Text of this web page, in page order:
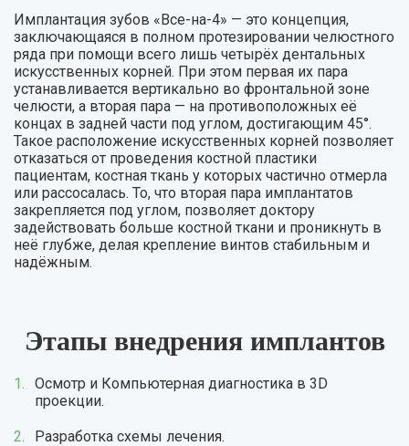
Имплантация зубов «Все-на-4» — это концепция,
заключающаяся в полном протезировании челюстного
ряда при помощи всего лишь четырёх дентальных
искусственных корней. При этом первая их пара
устанавливается вертикально во фронтальной зоне
челюсти, а вторая пара — на противоположных её
концах в задней части под углом, достигающим 45°.
Такое расположение искусственных корней позволяет
отказаться от проведения костной пластики
пациентам, костная ткань у которых частично отмерла
или рассосалась. То, что вторая пара имплантатов
закрепляется под углом, позволяет доктору
задействовать больше костной ткани и проникнуть в
неё глубже, делая крепление винтов стабильным и
надёжным.
Этапы внедрения имплантов
Осмотр и Компьютерная диагностика в 3D
проекции.
Разработка схемы лечения.